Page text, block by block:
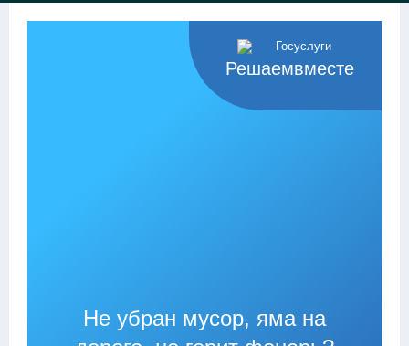
Решаемвместе
Не убран мусор, яма на